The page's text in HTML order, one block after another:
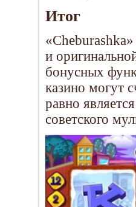
Итог
и
бонусных
казино могут
равно
советского